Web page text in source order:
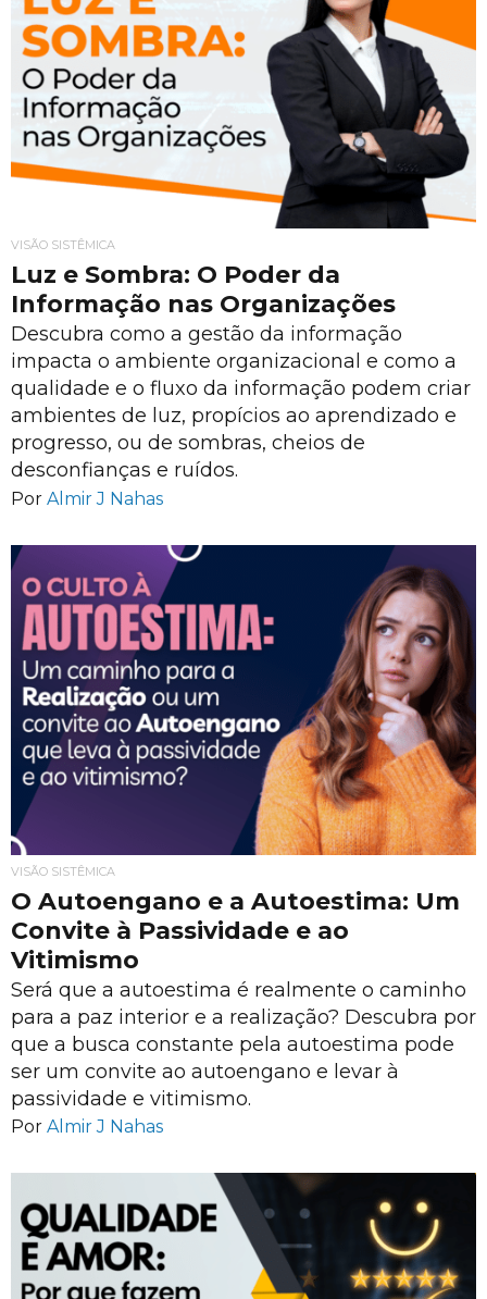
VISÃO SISTÊMICA
Luz e Sombra: O Poder da
Informação nas Organizações
Descubra como a gestão da informação
impacta o ambiente organizacional e como a
qualidade e o fluxo da informação podem criar
ambientes de luz, propícios ao aprendizado e
progresso, ou de sombras, cheios de
desconfianças e ruídos.
Por Almir J Nahas
VISÃO SISTÊMICA
O Autoengano e a Autoestima: Um
Convite à Passividade e ao
Vitimismo
Será que a autoestima é realmente o caminho
para a paz interior e a realização? Descubra por
que a busca constante pela autoestima pode
ser um convite ao autoengano e levar à
passividade e vitimismo.
Por Almir J Nahas